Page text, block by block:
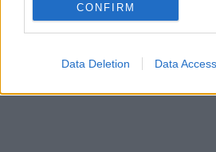
CONFIRM
Data Deletion Data Access